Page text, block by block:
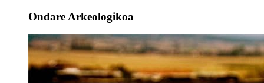
Ondare Arkeologikoa